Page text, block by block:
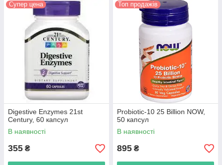
Супер цена
Digestive Enzymes 21st
Century, 60 капсул
В наявності
355 ₴
Топ продажів
Probiotic-10 25 Billion NOW,
50 капсул
В наявності
895 ₴